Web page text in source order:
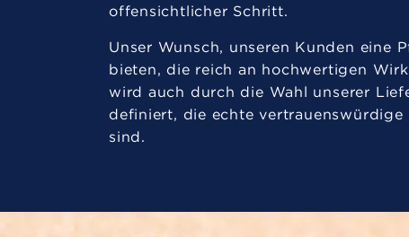
offensichtlicher Schritt.
Unser Wunsch, unseren Kunden eine
bieten, die reich an hochwertigen
wird auch durch die Wahl unserer
definiert, die echte vertrauenswürdige
sind.